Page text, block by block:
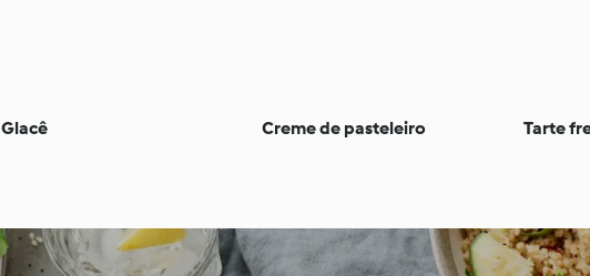
Glacê Creme de pasteleiro Tarte